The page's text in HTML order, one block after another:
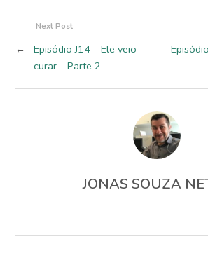
Next Post
←
Episódio J14 – Ele veio
curar – Parte 2
JONAS SOUZA